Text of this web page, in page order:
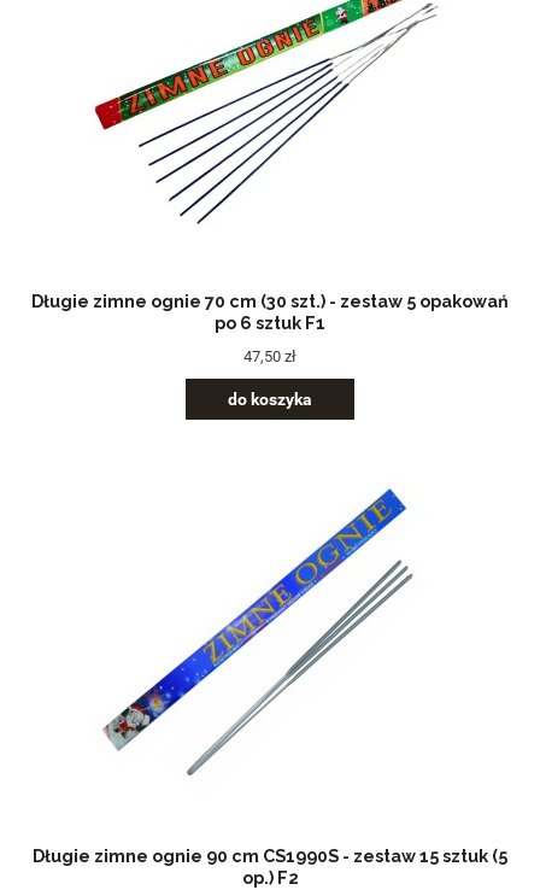
Długie zimne ognie 70 cm (30 szt.) - zestaw 5 opakowań
po 6 sztuk F1
47,50 zł
do koszyka
Długie zimne ognie 90 cm CS1990S - zestaw 15 sztuk (5
op.) F2